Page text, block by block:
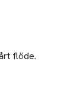
flöde.